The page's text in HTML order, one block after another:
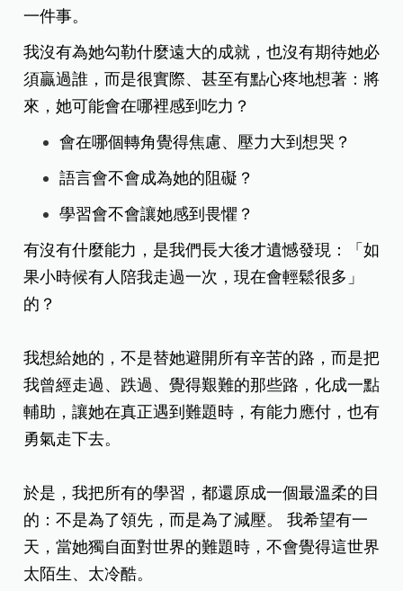
一件事。
我沒有為她勾勒什麼遠大的成就，也沒有期待她必
須贏過誰，而是很實際、甚至有點心疼地想著：將
來，她可能會在哪裡感到吃力？
會在哪個轉角覺得焦慮、壓力大到想哭？
語言會不會成為她的阻礙？
學習會不會讓她感到畏懼？
有沒有什麼能力，是我們長大後才遺憾發現：「如
果小時候有人陪我走過一次，現在會輕鬆很多」
的？
我想給她的，不是替她避開所有辛苦的路，而是把
我曾經走過、跌過、覺得艱難的那些路，化成一點
輔助，讓她在真正遇到難題時，有能力應付，也有
勇氣走下去。
於是，我把所有的學習，都還原成一個最溫柔的目
的：不是為了領先，而是為了減壓。 我希望有一
天，當她獨自面對世界的難題時，不會覺得這世界
太陌生、太冷酷。